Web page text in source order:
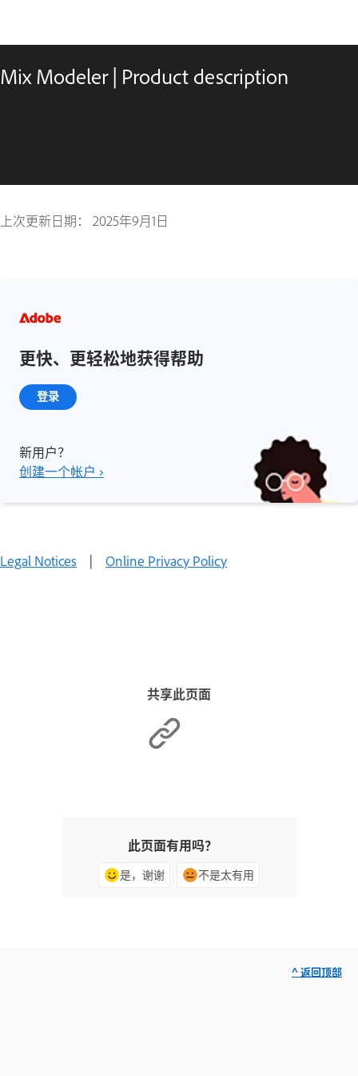
Mix Modeler | Product description
上次更新日期： 2025年9月1日
更快、更轻松地获得帮助
登录
新用户？
创建一个帐户 ›
Legal Notices | Online Privacy Policy
共享此页面
此页面有用吗？
是，谢谢 不是太有用
^ 返回顶部